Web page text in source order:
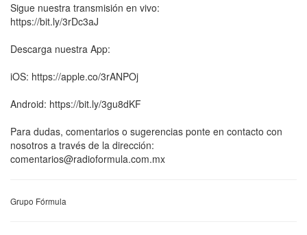
Sigue nuestra transmisión en vivo:
https://bit.ly/3rDc3aJ
Descarga nuestra App:
iOS: https://apple.co/3rANPOj
Android: https://bit.ly/3gu8dKF
Para dudas, comentarios o sugerencias ponte en contacto con
nosotros a través de la dirección:
comentarios@radioformula.com.mx
Grupo Fórmula